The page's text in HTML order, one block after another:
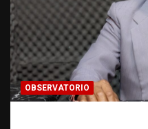
OBSERVATORIO